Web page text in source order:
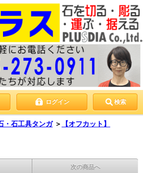
ログイン 検索
・石工具タンガ ＞ 【オフカット】
次の商品へ